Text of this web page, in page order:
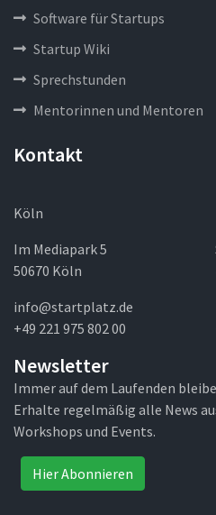
Software für Startups
Startup Wiki
Sprechstunden
Mentorinnen und Mentoren
Kontakt
Köln
Im Mediapark 5
50670 Köln
info@startplatz.de
+49 221 975 802 00
Newsletter
Immer auf dem Laufenden
Erhalte regelmäßig alle News
Workshops und Events.
Hier Abonnieren